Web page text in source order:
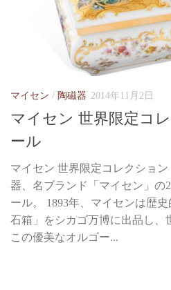
マイセン / 陶磁器 2014年11月2日
マイセン 世界限定コ
ール
マイセン 世界限定コレクショ
器、名ブランド「マイセン」の
ール。 1893年、マイセンは歴
石箱」をシカゴ万博に出品し、
この優美なオルゴー...